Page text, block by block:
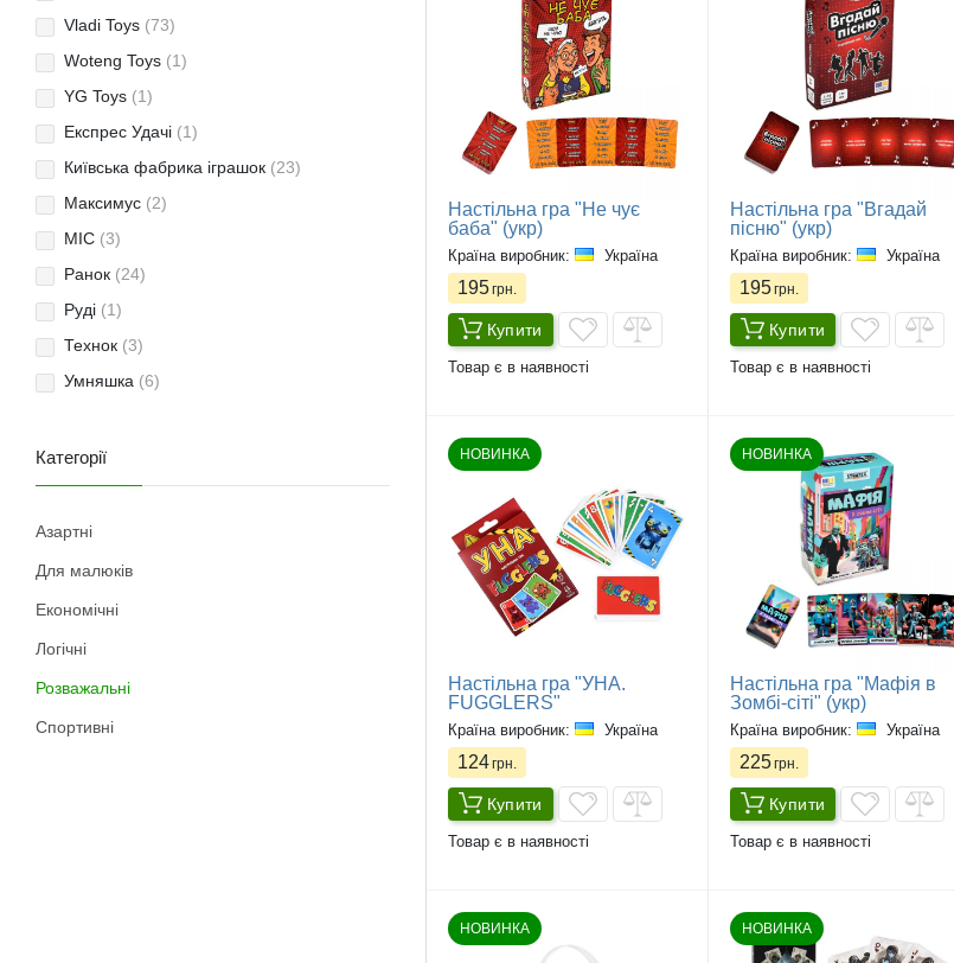
Настільна гра "Не чує
баба" (укр)
Країна виробник: Україна
195грн.
Купити
Товар є в наявності
Настільна гра "Вгадай
пісню" (укр)
Країна виробник: Україна
195грн.
Купити
Товар є в наявності
НОВИНКА
Настільна гра "УНА.
FUGGLERS"
Країна виробник: Україна
124грн.
Купити
Товар є в наявності
НОВИНКА
Настільна гра "Мафія в
Зомбі-сіті" (укр)
Країна виробник: Україна
225грн.
Купити
Товар є в наявності
НОВИНКА НОВИНКА
Vladi Toys (73)
Woteng Toys (1)
YG Toys (1)
Експрес Удачі (1)
Київська фабрика іграшок (23)
Максимус (2)
МІС (3)
Ранок (24)
Руді (1)
Технок (3)
Умняшка (6)
Категорії
Азартні
Для малюків
Економічні
Логічні
Розважальні
Спортивні